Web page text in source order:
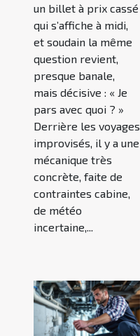
un billet à prix cassé
qui s’affiche à midi,
et soudain la même
question revient,
presque banale,
mais décisive : « Je
pars avec quoi ? »
Derrière les voyages
improvisés, il y a une
mécanique très
concrète, faite de
contraintes cabine,
de météo
incertaine,...